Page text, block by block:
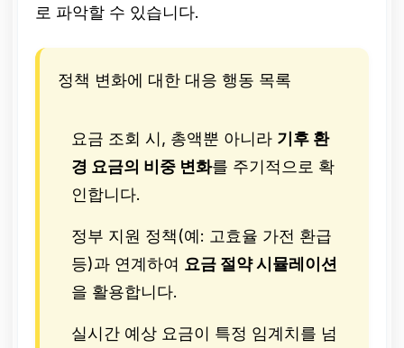
로 파악할 수 있습니다.
정책 변화에 대한 대응 행동 목록
요금 조회 시, 총액뿐 아니라 기후 환
경 요금의 비중 변화를 주기적으로 확
인합니다.
정부 지원 정책(예: 고효율 가전 환급
등)과 연계하여 요금 절약 시뮬레이션
을 활용합니다.
실시간 예상 요금이 특정 임계치를 넘